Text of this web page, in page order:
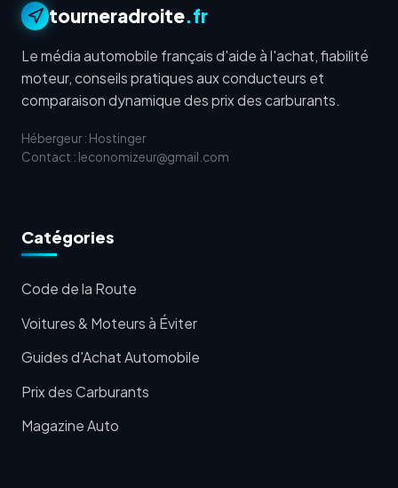
tourneradroite.fr
Le média automobile français d'aide à l'achat, fiabilité
moteur, conseils pratiques aux conducteurs et
comparaison dynamique des prix des carburants.
Hébergeur : Hostinger
Contact : leconomizeur@gmail.com
Catégories
Code de la Route
Voitures & Moteurs à Éviter
Guides d'Achat Automobile
Prix des Carburants
Magazine Auto